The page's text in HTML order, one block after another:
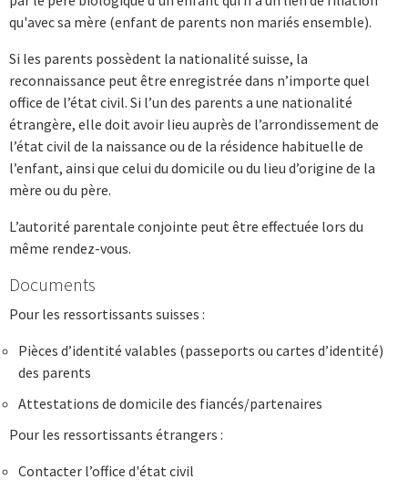
qu'avec sa mère (enfant de parents non mariés ensemble).
Si les parents possèdent la nationalité suisse, la
reconnaissance peut être enregistrée dans n’importe quel
office de l’état civil. Si l’un des parents a une nationalité
étrangère, elle doit avoir lieu auprès de l’arrondissement de
l’état civil de la naissance ou de la résidence habituelle de
l’enfant, ainsi que celui du domicile ou du lieu d’origine de la
mère ou du père.
L’autorité parentale conjointe peut être effectuée lors du
même rendez-vous.
Documents
Pour les ressortissants suisses :
Pièces d’identité valables (passeports ou cartes d’identité)
des parents
Attestations de domicile des fiancés/partenaires
Pour les ressortissants étrangers :
Contacter l’office d'état civil